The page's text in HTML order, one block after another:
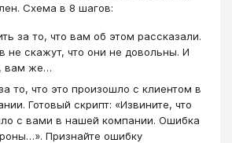
Схема в 8 шагов:
за то, что вам об этом рассказали.
не скажут, что они не довольны. И
вам же…
то, что это произошло с клиентом в
Готовый скрипт: «Извините, что
с вами в нашей компании. Ошибка
Признайте ошибку